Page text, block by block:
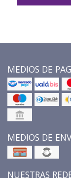
MEDIOS DE
MEDIOS DE
NUESTRAS